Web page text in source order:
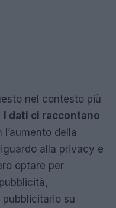
nel contesto più
I dati ci raccontano
l’aumento della
alla privacy e
optare per
su